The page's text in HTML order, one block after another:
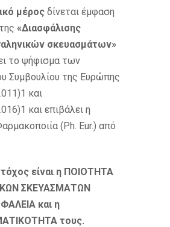
μέρος δίνεται έμφαση
«Διασφάλισης
σκευασμάτων»
το ψήφισμα των
Συμβουλίου της Ευρώπης
και
και επιβάλει η
(Ph. Eur.) από
είναι η ΠΟΙΟΤΗΤΑ
ΣΚΕΥΑΣΜΑΤΩΝ
και η
τους.